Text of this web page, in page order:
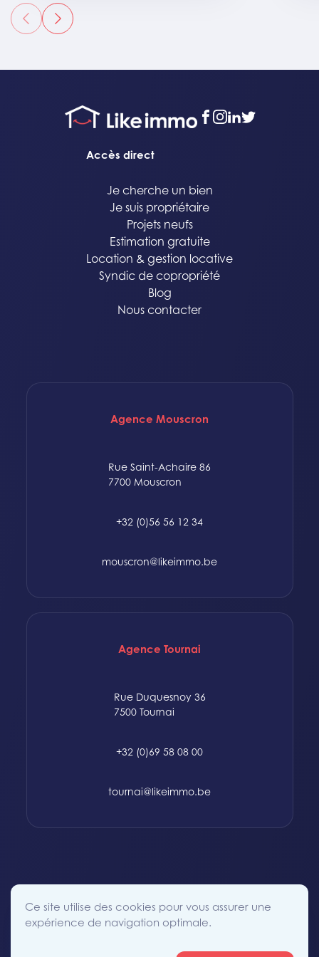
précédent
suivant
facebook
instagram
linkedin
twitter
Accès direct
Je cherche un bien
Je suis propriétaire
Projets neufs
Estimation gratuite
Location & gestion locative
Syndic de copropriété
Blog
Nous contacter
Agence Mouscron
Rue Saint-Achaire 86
7700 Mouscron
+32 (0)56 56 12 34
mouscron@likeimmo.be
Agence Tournai
Rue Duquesnoy 36
7500 Tournai
+32 (0)69 58 08 00
tournai@likeimmo.be
Politique des CookiesConditions générales
Ce site utilise des cookies pour vous assurer une
expérience de navigation optimale.